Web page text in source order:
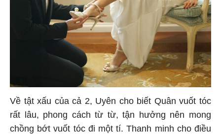
Về tật xấu của cả 2, Uyên cho biết Quân vuốt tóc
rất lâu, phong cách từ từ, tận hưởng nên mong
chồng bớt vuốt tóc đi một tí. Thanh minh cho điều